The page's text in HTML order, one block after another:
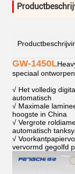
GW-1450L
speciaal
√ Het volledig
automatisch
√ Maximale
hoogste in China
√ Vergrote
automatisch
√
vervormd gegolfd